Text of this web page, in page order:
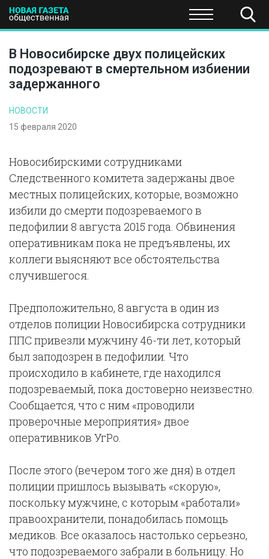
ПОЛИТИКА ЭКОНОМИКА НАУКА И
В Новосибирске двух полицейских
подозревают в смертельном избиении
задержанного
НОВОСТИ
15 февраля 2020
Новосибирскими сотрудниками
Следственного комитета задержаны двое
местных полицейских, которые, возможно
избили до смерти подозреваемого в
педофилии 8 августа 2015 года. Обвинения
оперативникам пока не предъявлены, их
коллеги выясняют все обстоятельства
случившегося.
Предположительно, 8 августа в один из
отделов полиции Новосибирска сотрудники
ППС привезли мужчину 46-ти лет, который
был заподозрен в педофилии. Что
происходило в кабинете, где находился
подозреваемый, пока достоверно неизвестно.
Сообщается, что с ним «проводили
проверочные мероприятия» двое
оперативников УгРо.
После этого (вечером того же дня) в отдел
полиции пришлось вызывать «скорую»,
поскольку мужчине, с которым «работали»
правоохранители, понадобилась помощь
медиков. Все оказалось настолько серьезно,
что подозреваемого забрали в больницу. Но